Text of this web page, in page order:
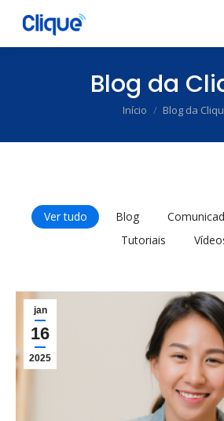
Blog da
Você está aqui:
Início Blog da
Ver tudo Blog
Tutoriais
jan
16
2025